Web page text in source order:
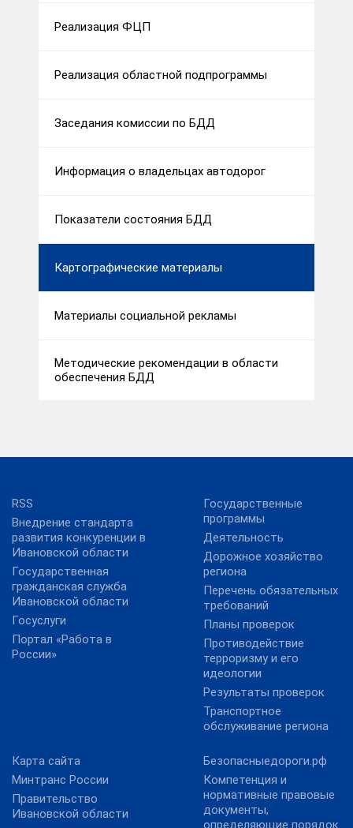
Реализация ФЦП
Реализация областной подпрограммы
Заседания комиссии по БДД
Информация о владельцах автодорог
Показатели состояния БДД
Картографические материалы
Материалы социальной рекламы
Методические рекомендации в области
обеспечения БДД
RSS
Внедрение стандарта
развития конкуренции в
Ивановской области
Государственная
гражданская служба
Ивановской области
Госуслуги
Портал «Работа в
России»
Государственные
программы
Деятельность
Дорожное хозяйство
региона
Перечень обязательных
требований
Планы проверок
Противодействие
терроризму и его
идеологии
Результаты проверок
Транспортное
обслуживание региона
Карта сайта
Минтранс России
Правительство
Ивановской области
Безопасныедороги.рф
Компетенция и
нормативные правовые
документы,
определяющие порядок